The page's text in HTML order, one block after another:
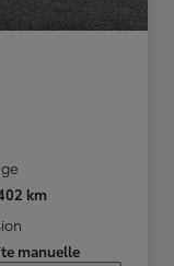
km
manuelle